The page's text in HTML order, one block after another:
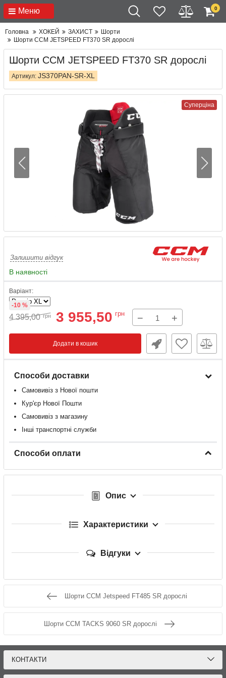
Меню 0
Головна ХОКЕЙ ЗАХИСТ
Шорти
Шорти CCM JETSPEED FT370 SR дорослі
Шорти CCM JETSPEED FT370 SR дорослі
Артикул: JS370PAN-SR-XL
Суперціна
Залишити відгук
В наявності
Варіант:
4 395,00 грн 3 955,50 грн
-10 %
− +
Додати в кошик
Способи доставки
Самовивіз з Нової пошти
Кур'єр Нової Пошти
Самовивіз з магазину
Інші транспортні служби
Способи оплати
Опис
Характеристики
Відгуки
Шорти CCM Jetspeed FT485 SR дорослі
Шорти CCM TACKS 9060 SR дорослі
КОНТАКТИ